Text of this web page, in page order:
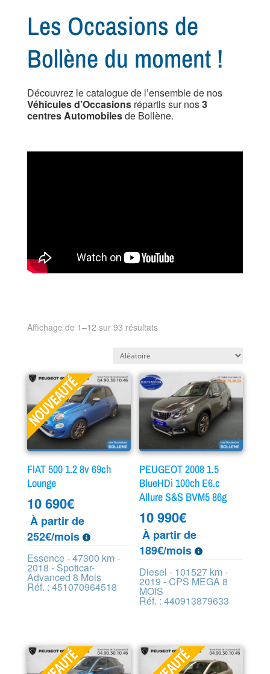
Les Occasions de
Bollène du moment !
Découvrez le catalogue de l’ensemble de nos
Véhicules d’Occasionsrépartis sur nos3
centres Automobilesde Bollène.
Affichage de 1–12 sur 93 résultats
FIAT 500 1.2 8v 69ch
Lounge
10 690€
À partir de
252€/mois
Essence - 47300 km -
2018 - Spoticar-
Advanced 8 Mois
Réf. : 451070964518
PEUGEOT 2008 1.5
BlueHDi 100ch E6.c
Allure S&S BVM5 86g
10 990€
À partir de
189€/mois
Diesel - 101527 km -
2019 - CPS MEGA 8
MOIS
Réf. : 440913879633